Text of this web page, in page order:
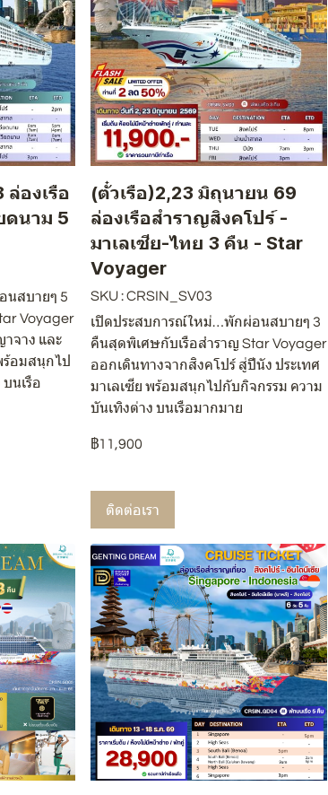
ล่องเรือ
ดนาม 5
นสบายๆ 5
Voyager
จาง และ
อมสนุกไป
นเรือ
(ตั๋วเรือ)2,23 มิถุนายน 69
ล่องเรือสำราญสิงคโปร์ -
มาเลเซีย-ไทย 3 คืน - Star
Voyager
SKU : CRSIN_SV03
เปิดประสบการณ์ใหม่…พักผ่อนสบายๆ 3
คืนสุดพิเศษกับเรือสำราญ Star Voyager
ออกเดินทางจากสิงคโปร์ สู่ปีนัง ประเทศ
มาเลเซีย พร้อมสนุกไปกับกิจกรรม ความ
บันเทิงต่าง บนเรือมากมาย
฿11,900
ติดต่อเรา